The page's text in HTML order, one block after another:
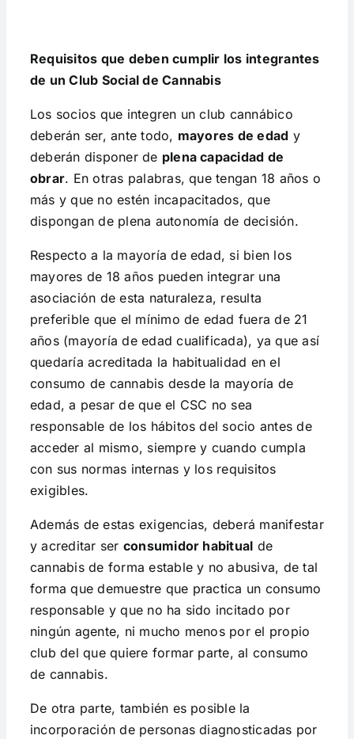
Requisitos que deben cumplir los integrantes
de un Club Social de Cannabis
Los socios que integren un club cannábico
deberán ser, ante todo, mayores de edad y
deberán disponer de plena capacidad de
obrar. En otras palabras, que tengan 18 años o
más y que no estén incapacitados, que
dispongan de plena autonomía de decisión.
Respecto a la mayoría de edad, si bien los
mayores de 18 años pueden integrar una
asociación de esta naturaleza, resulta
preferible que el mínimo de edad fuera de 21
años (mayoría de edad cualificada), ya que así
quedaría acreditada la habitualidad en el
consumo de cannabis desde la mayoría de
edad, a pesar de que el CSC no sea
responsable de los hábitos del socio antes de
acceder al mismo, siempre y cuando cumpla
con sus normas internas y los requisitos
exigibles.
Además de estas exigencias, deberá manifestar
y acreditar ser consumidor habitual de
cannabis de forma estable y no abusiva, de tal
forma que demuestre que practica un consumo
responsable y que no ha sido incitado por
ningún agente, ni mucho menos por el propio
club del que quiere formar parte, al consumo
de cannabis.
De otra parte, también es posible la
incorporación de personas diagnosticadas por